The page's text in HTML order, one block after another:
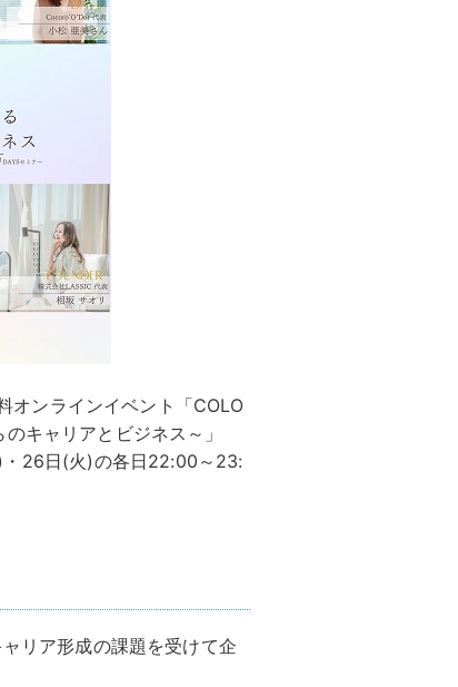
オンラインイベント「COLO
キャリアとビジネス～」
・26日(火)の各日22:00～23:
リア形成の課題を受けて企